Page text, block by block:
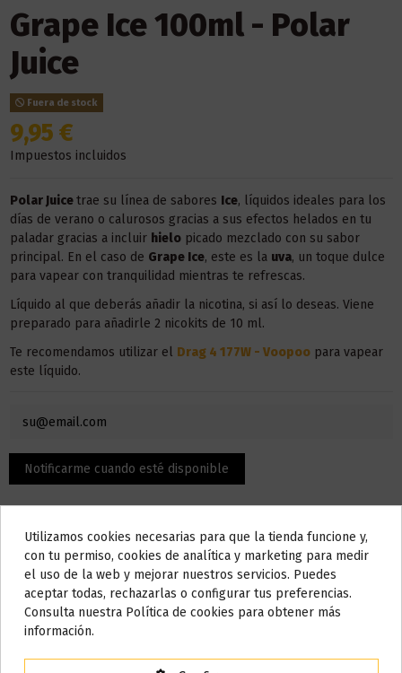
Grape Ice 100ml - Polar
Juice
Fuera de stock
9,95 €
Impuestos incluidos
Polar Juicetrae su línea de sabores Ice, líquidos ideales para los
días de verano o calurosos gracias a sus efectos helados en tu
paladar gracias a incluir hielopicado mezclado con su sabor
principal. En el caso de Grape Ice, este es la uva, un toque dulce
para vapear con tranquilidad mientras te refrescas.
Líquido al que deberás añadir la nicotina, si así lo deseas. Viene
preparado para añadirle 2 nicokits de 10 ml.
Te recomendamos utilizar el Drag 4 177W - Voopoopara vapear
este líquido.
Descripción
Do not show again.
AVISO IMPORTANTE
Nos tomamos unos días
Todos los pedidos realizados desde el
Utilizamos cookies necesarias para que la tienda funcione y,
con tu permiso, cookies de analítica y marketing para medir
el uso de la web y mejorar nuestros servicios. Puedes
aceptar todas, rechazarlas o configurar tus preferencias.
Consulta nuestra Política de cookies para obtener más
información.